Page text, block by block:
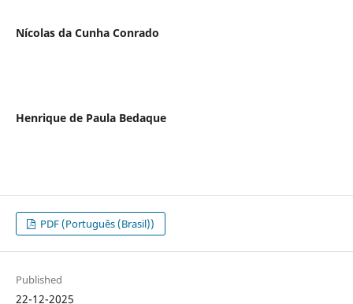
Nícolas da Cunha Conrado
Henrique de Paula Bedaque
PDF (Português (Brasil))
Published
22-12-2025